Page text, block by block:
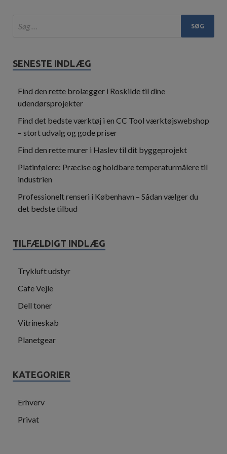
SENESTE INDLÆG
Find den rette brolægger i Roskilde til dine
udendørsprojekter
Find det bedste værktøj i en CC Tool værktøjswebshop
– stort udvalg og gode priser
Find den rette murer i Haslev til dit byggeprojekt
Platinfølere: Præcise og holdbare temperaturmålere til
industrien
Professionelt renseri i København – Sådan vælger du
det bedste tilbud
TILFÆLDIGT INDLÆG
Trykluft udstyr
Cafe Vejle
Dell toner
Vitrineskab
Planetgear
KATEGORIER
Erhverv
Privat